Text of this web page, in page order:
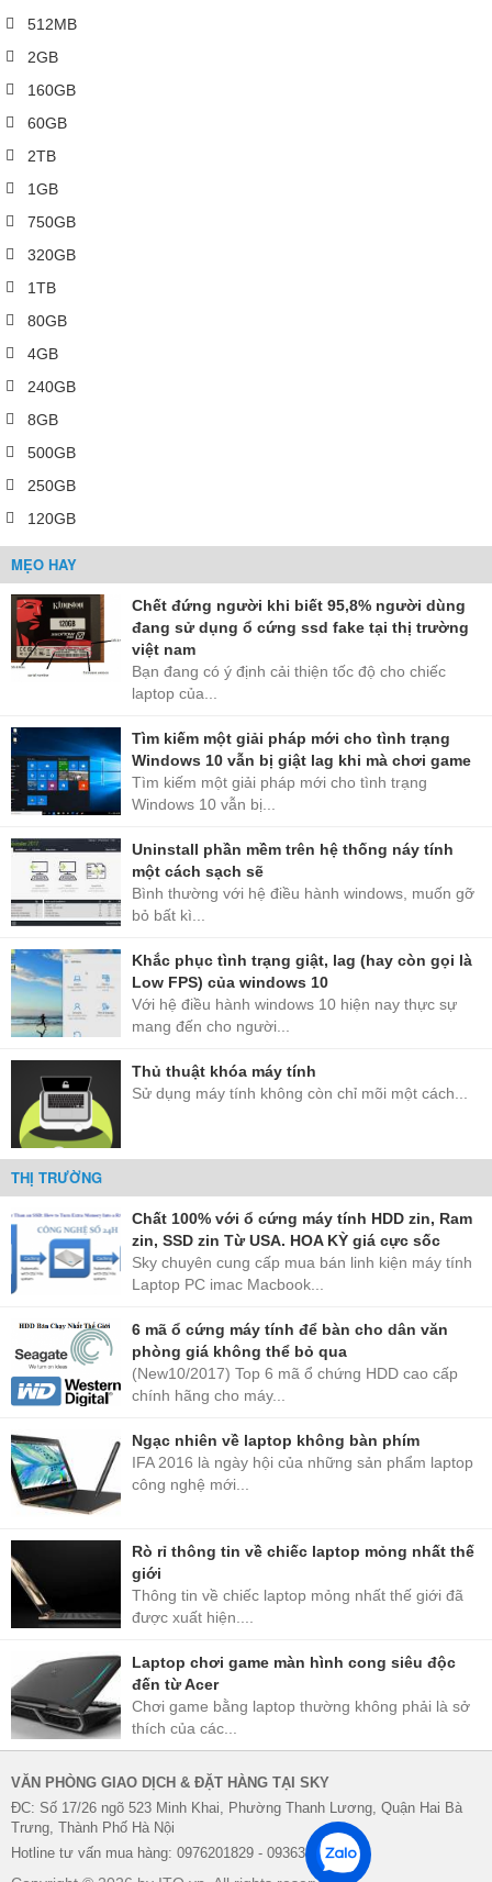
512MB
2GB
160GB
60GB
2TB
1GB
750GB
320GB
1TB
80GB
4GB
240GB
8GB
500GB
250GB
120GB
MẸO HAY
Chết đứng người khi biết 95,8% người dùng
đang sử dụng ổ cứng ssd fake tại thị trường
việt nam
Bạn đang có ý định cải thiện tốc độ cho chiếc
laptop của...
Tìm kiếm một giải pháp mới cho tình trạng
Windows 10 vẫn bị giật lag khi mà chơi game
Tìm kiếm một giải pháp mới cho tình trạng
Windows 10 vẫn bị...
Uninstall phần mềm trên hệ thống náy tính
một cách sạch sẽ
Bình thường với hệ điều hành windows, muốn gỡ
bỏ bất kì...
Khắc phục tình trạng giật, lag (hay còn gọi là
Low FPS) của windows 10
Với hệ điều hành windows 10 hiện nay thực sự
mang đến cho người...
Thủ thuật khóa máy tính
Sử dụng máy tính không còn chỉ mõi một cách...
THỊ TRƯỜNG
Chất 100% với ổ cứng máy tính HDD zin, Ram
zin, SSD zin Từ USA. HOA KỲ giá cực sốc
Sky chuyên cung cấp mua bán linh kiện máy tính
Laptop PC imac Macbook...
6 mã ổ cứng máy tính để bàn cho dân văn
phòng giá không thể bỏ qua
(New10/2017) Top 6 mã ổ chứng HDD cao cấp
chính hãng cho máy...
Ngạc nhiên về laptop không bàn phím
IFA 2016 là ngày hội của những sản phẩm laptop
công nghệ mới...
Rò rỉ thông tin về chiếc laptop mỏng nhất thế
giới
Thông tin về chiếc laptop mỏng nhất thế giới đã
được xuất hiện....
Laptop chơi game màn hình cong siêu độc
đến từ Acer
Chơi game bằng laptop thường không phải là sở
thích của các...
VĂN PHÒNG GIAO DỊCH & ĐẶT HÀNG TẠI SKY
ĐC: Số 17/26 ngõ 523 Minh Khai, Phường Thanh Lương, Quận Hai Bà
Trưng, Thành Phố Hà Nội
Hotline tư vấn mua hàng: 0976201829 - 0936338622